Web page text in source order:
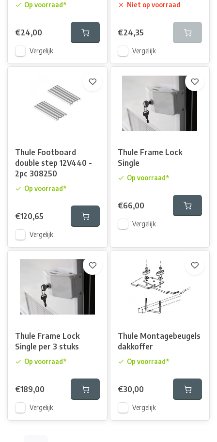
Op voorraad*
€24,00
Vergelijk
Niet op voorraad
€24,35
Vergelijk
Thule Footboard
double step 12V440 -
2pc 308250
Op voorraad*
€120,65
Vergelijk
Thule Frame Lock
Single
Op voorraad*
€66,00
Vergelijk
Thule Frame Lock
Single per 3 stuks
Op voorraad*
€189,00
Vergelijk
Thule Montagebeugels
dakkoffer
Op voorraad*
€30,00
Vergelijk